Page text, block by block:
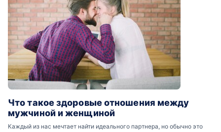
Что такое здоровые отношения между
мужчиной и женщиной
Каждый из нас мечтает найти идеального партнера, но обычно это